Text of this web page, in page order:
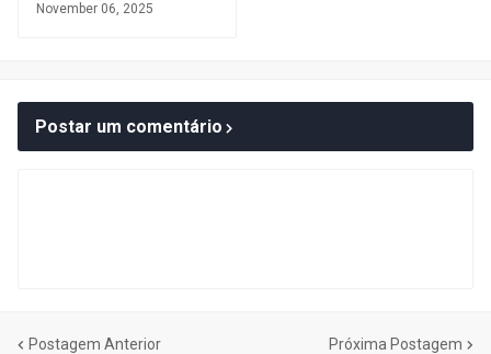
November 06, 2025
Postar um comentário
Postagem Anterior Próxima Postagem